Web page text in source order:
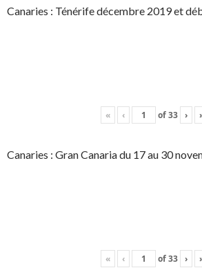
Canaries : Ténérife décembre 2019 et
« ‹ of33 ›
Canaries : Gran Canaria du 17 au 30
« ‹ of33 ›